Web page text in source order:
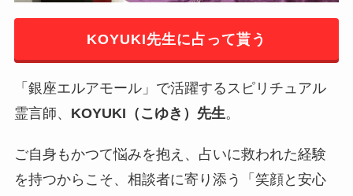
KOYUKI先生に占って貰う
「銀座エルアモール」で活躍するスピリチュアル
霊言師、 KOYUKI（こゆき）先生。
ご自身もかつて悩みを抱え、占いに救われた経験
を持つからこそ、相談者に寄り添う「笑顔と安心